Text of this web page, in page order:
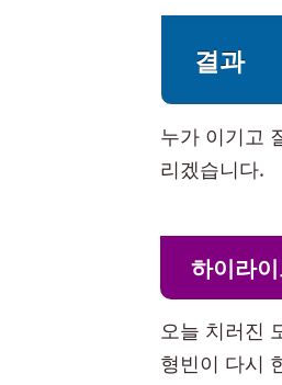
결과
누가 이기고
리겠습니다.
하이라
오늘 치러진
형빈이 다시